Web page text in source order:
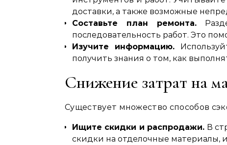
доставки‚ а также возможные
Составьте план ремонта.
последовательность работ. Это
Изучите информацию.
получить знания о том‚ как
Снижение затрат на
Существует множество способов
Ищите скидки и распродажи. В
скидки на отделочные материалы‚